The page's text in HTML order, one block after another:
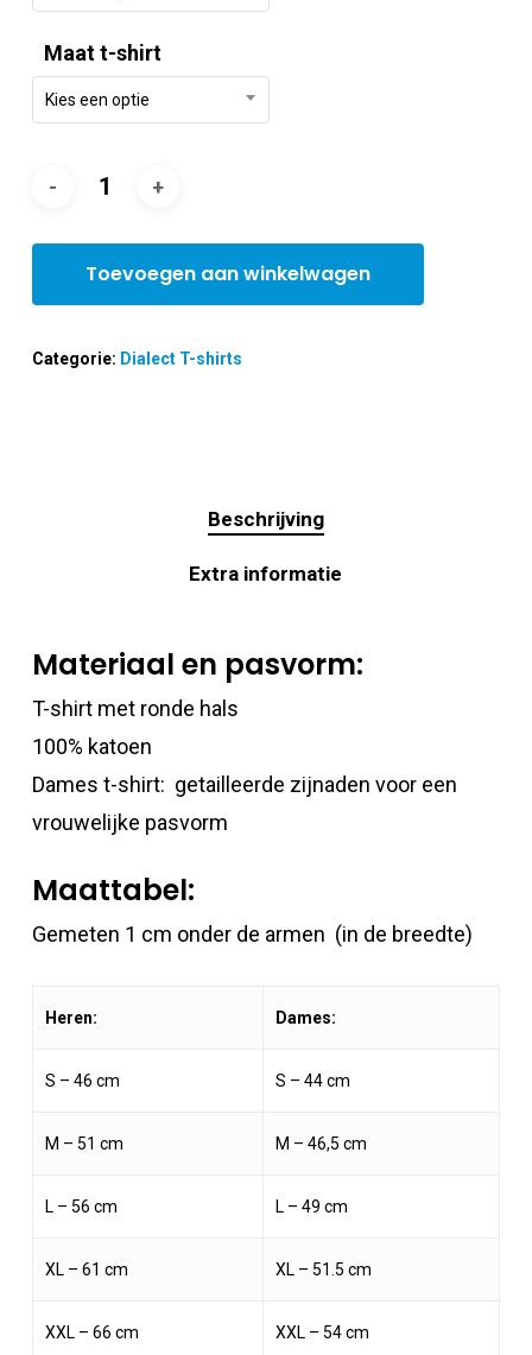
Maat t-shirt
Kies een optie
Toevoegen aan winkelwagen
Categorie: Dialect T-shirts
Beschrijving
Extra informatie
Materiaal en pasvorm:
T-shirt met ronde hals
100% katoen
Dames t-shirt: getailleerde zijnaden voor een
vrouwelijke pasvorm
Maattabel:
Gemeten 1 cm onder de armen (in de breedte)
Heren: Dames:
S – 46 cm S – 44 cm
M – 51 cm M – 46,5 cm
L – 56 cm L – 49 cm
XL – 61 cm XL – 51.5 cm
XXL – 66 cm XXL – 54 cm